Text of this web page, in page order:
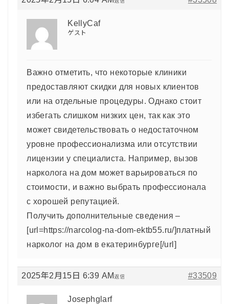
KellyCaf
ゲスト
Важно отметить, что некоторые клиники
предоставляют скидки для новых клиентов
или на отдельные процедуры. Однако стоит
избегать слишком низких цен, так как это
может свидетельствовать о недостаточном
уровне профессионализма или отсутствии
лицензии у специалиста. Например, вызов
нарколога на дом может варьироваться по
стоимости, и важно выбрать профессионала
с хорошей репутацией.
Получить дополнительные сведения –
[url=https://narcolog-na-dom-ektb55.ru/]платный
нарколог на дом в екатеринбурге[/url]
2025年2月15日 6:39 AM #33509
返信
Josephglarf